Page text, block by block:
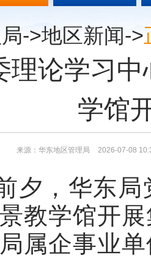
->地区新闻->
理论学习
学馆
来源：华东地区管理局 2026-07-08
，华东局
教学馆开
属企事业